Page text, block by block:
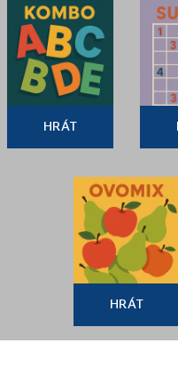
HRÁT
HRÁT